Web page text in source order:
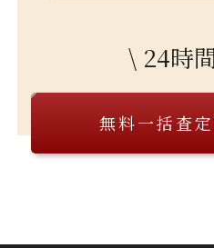
\ 24時
無料一括査